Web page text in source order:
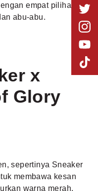
empat pilihan
abu-abu.
x
Glory
sepertinya Sneaker
membawa kesan
warna merah,